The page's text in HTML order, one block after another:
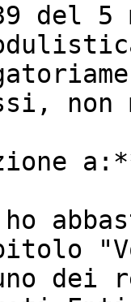
del 5